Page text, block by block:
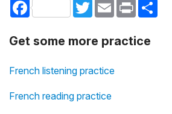
Facebook TwitterEmail Print
Get some more practice
French listening practice
French reading practice